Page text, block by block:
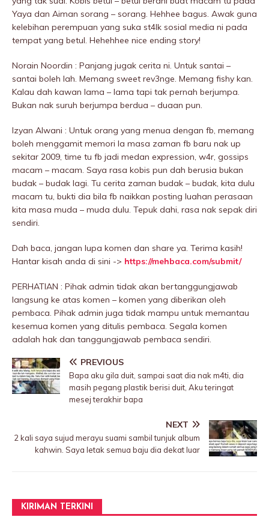
Yaya dan Aiman sorang – sorang. Hehhee bagus. Awak guna
kelebihan perempuan yang suka st4lk sosiaI media ni pada
tempat yang betul. Hehehhee nice ending story!
Norain Noordin : Panjang jugak cerita ni. Untuk santai –
santai boleh lah. Memang sweet rev3nge. Memang fishy kan.
Kalau dah kawan lama – lama tapi tak pernah berjumpa.
Bukan nak suruh berjumpa berdua – duaan pun.
Izyan Alwani : Untuk orang yang menua dengan fb, memang
boleh menggamit memori la masa zaman fb baru nak up
sekitar 2009, time tu fb jadi medan expression, w4r, gossips
macam – macam. Saya rasa kobis pun dah berusia bukan
budak – budak lagi. Tu cerita zaman budak – budak, kita dulu
macam tu, bukti dia bila fb naikkan posting luahan perasaan
kita masa muda – muda dulu. Tepuk dahi, rasa nak sepak diri
sendiri.
Dah baca, jangan lupa komen dan share ya. Terima kasih!
Hantar kisah anda di sini -> https://mehbaca.com/submit/
PERHATIAN : Pihak admin tidak akan bertanggungjawab
langsung ke atas komen – komen yang diberikan oleh
pembaca. Pihak admin juga tidak mampu untuk memantau
kesemua komen yang ditulis pembaca. Segala komen
adalah hak dan tanggungjawab pembaca sendiri.
PREVIOUS
Bapa aku giIa duit, sampai saat dia nak m4ti, dia
masih pegang plastik berisi duit, Aku teringat
mesej terakhir bapa
NEXT
2 kali saya sujud merayu suami sambil tunjuk album
kahwin. Saya letak semua baju dia dekat luar
KIRIMAN TERKINI